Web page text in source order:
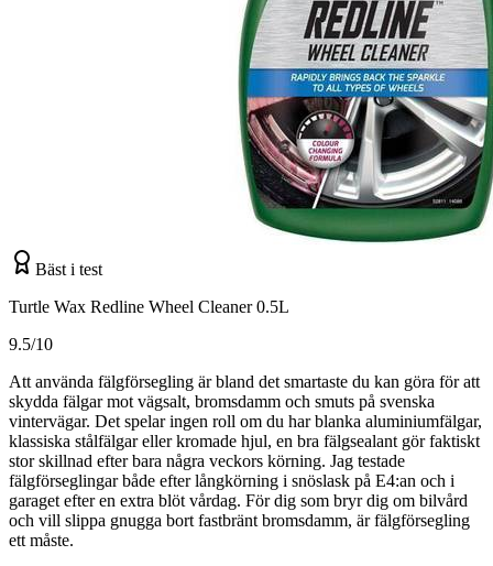
Bäst i test
Turtle Wax Redline Wheel Cleaner 0.5L
9.5/10
Att använda fälgförsegling är bland det smartaste du kan göra för att
skydda fälgar mot vägsalt, bromsdamm och smuts på svenska
vintervägar. Det spelar ingen roll om du har blanka aluminiumfälgar,
klassiska stålfälgar eller kromade hjul, en bra fälgsealant gör faktiskt
stor skillnad efter bara några veckors körning. Jag testade
fälgförseglingar både efter långkörning i snöslask på E4:an och i
garaget efter en extra blöt vårdag. För dig som bryr dig om bilvård
och vill slippa gnugga bort fastbränt bromsdamm, är fälgförsegling
ett måste.